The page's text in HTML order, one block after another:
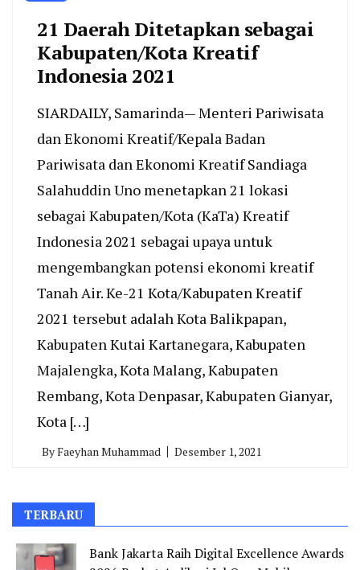
21 Daerah Ditetapkan sebagai
Kabupaten/Kota Kreatif
Indonesia 2021
SIARDAILY, Samarinda— Menteri Pariwisata
dan Ekonomi Kreatif/Kepala Badan
Pariwisata dan Ekonomi Kreatif Sandiaga
Salahuddin Uno menetapkan 21 lokasi
sebagai Kabupaten/Kota (KaTa) Kreatif
Indonesia 2021 sebagai upaya untuk
mengembangkan potensi ekonomi kreatif
Tanah Air. Ke-21 Kota/Kabupaten Kreatif
2021 tersebut adalah Kota Balikpapan,
Kabupaten Kutai Kartanegara, Kabupaten
Majalengka, Kota Malang, Kabupaten
Rembang, Kota Denpasar, Kabupaten Gianyar,
Kota […]
ByFaeyhan Muhammad Desember 1, 2021
TERBARU
Bank Jakarta Raih Digital Excellence Awards